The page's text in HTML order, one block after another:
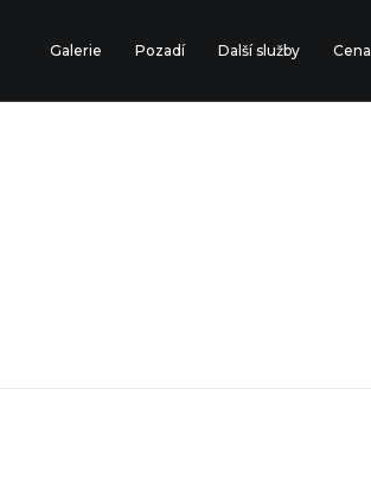
Galerie Pozadí Další služby Cena